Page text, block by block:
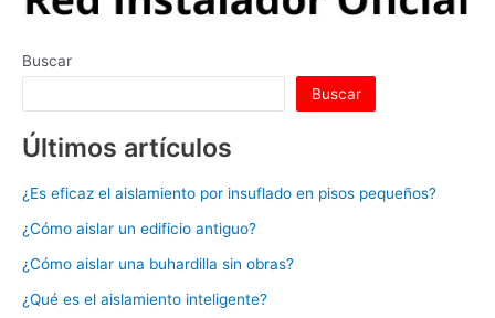
Buscar
Buscar
Últimos artículos
¿Es eficaz el aislamiento por insuflado en pisos pequeños?
¿Cómo aislar un edificio antiguo?
¿Cómo aislar una buhardilla sin obras?
¿Qué es el aislamiento inteligente?